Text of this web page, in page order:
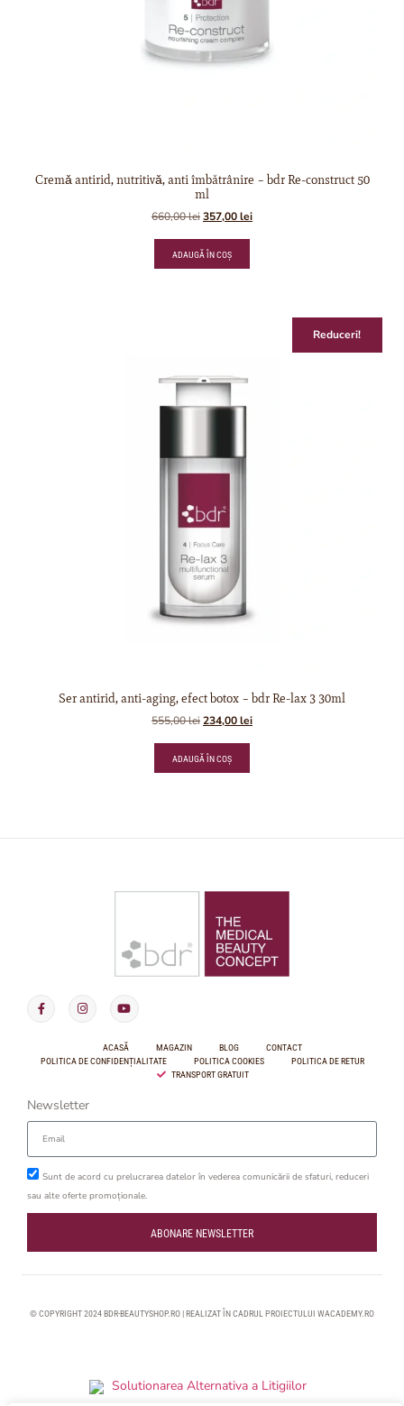
Cremǎ antirid, nutritivǎ, anti îmbătrânire – bdr Re-construct 50
ml
660,00lei357,00lei
ADAUGĂ ÎN COȘ
Reduceri!
Ser antirid, anti-aging, efect botox – bdr Re-lax 3 30ml
555,00lei234,00lei
ADAUGĂ ÎN COȘ
ACASĂ MAGAZIN BLOG
CONTACT
POLITICA DE CONFIDENȚIALITATE
POLITICA COOKIES
POLITICA DE RETUR
TRANSPORT GRATUIT
Newsletter
Sunt de acord cu prelucrarea datelor în vederea comunicării de sfaturi, reduceri
sau alte oferte promoționale.
ABONARE NEWSLETTER
© COPYRIGHT 2024 BDR-BEAUTYSHOP.RO | REALIZAT ÎN CADRUL PROIECTULUI WACADEMY.RO